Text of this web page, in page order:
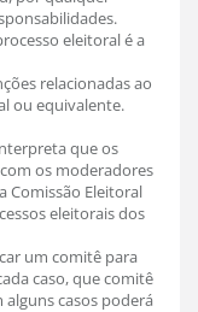
eleitoral é a
relacionadas ao
ou equivalente.
que os
os moderadores
Comissão Eleitoral
eleitorais dos
um comitê para
caso, que comitê
casos poderá